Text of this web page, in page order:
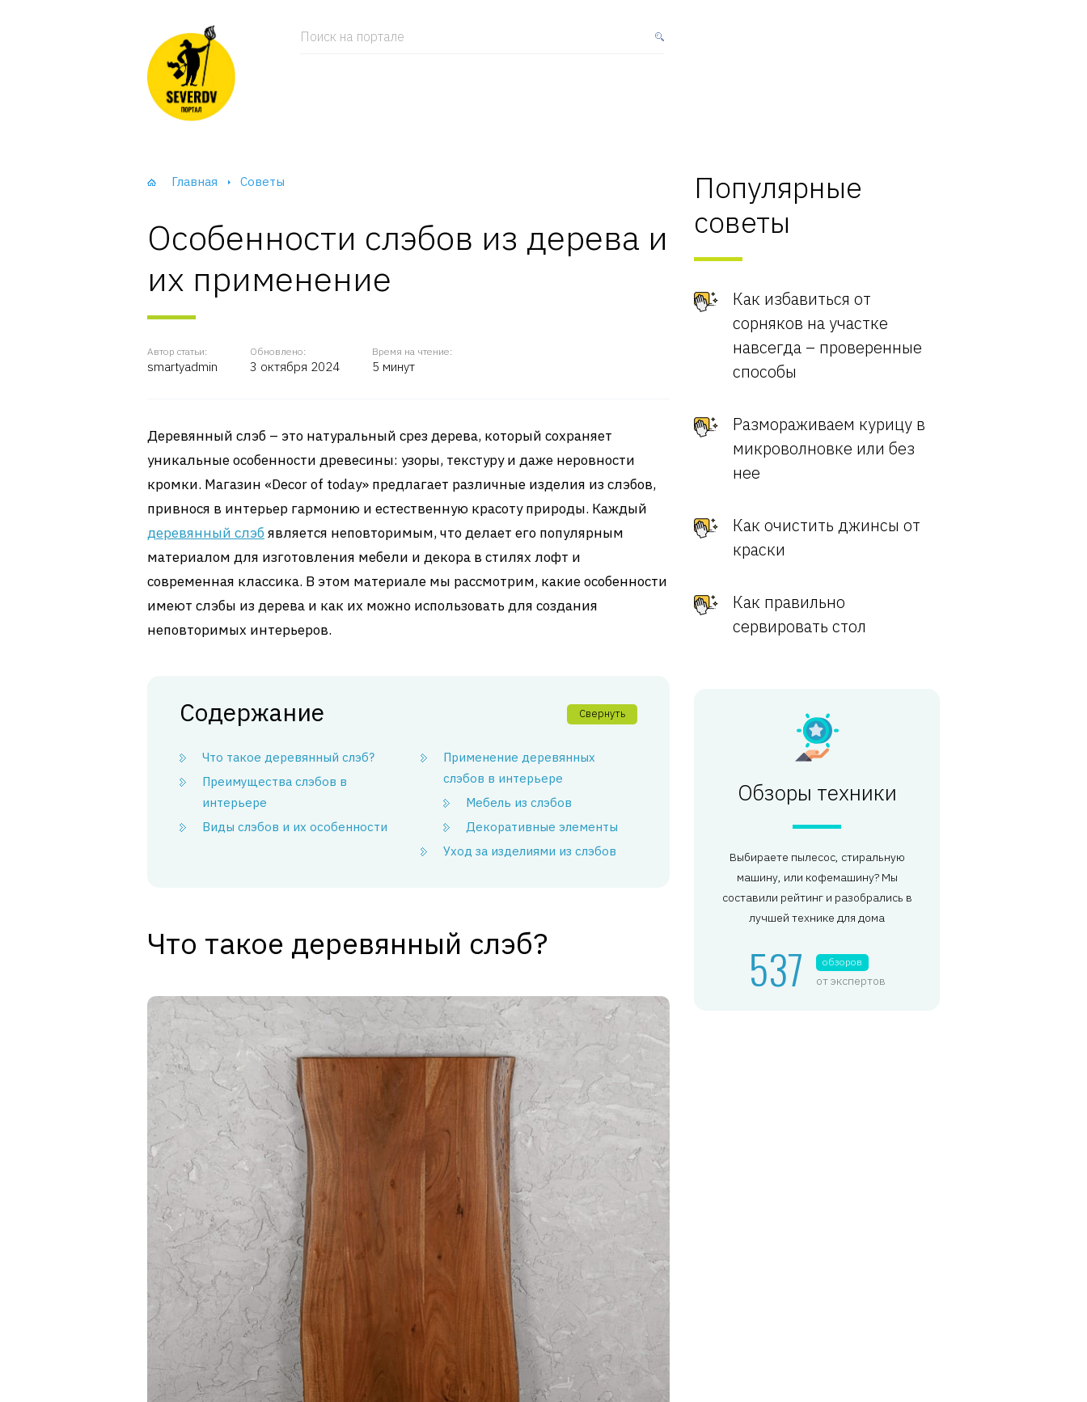
Поиск на портале
Главная Советы
Особенности слэбов из дерева и
их применение
Автор статьи:
smartyadmin
Обновлено:
3 октября 2024
Время на чтение:
5 минут
Деревянный слэб – это натуральный срез дерева, который сохраняет
уникальные особенности древесины: узоры, текстуру и даже неровности
кромки. Магазин «Decor of today» предлагает различные изделия из слэбов,
привнося в интерьер гармонию и естественную красоту природы. Каждый
деревянный слэбявляется неповторимым, что делает его популярным
материалом для изготовления мебели и декора в стилях лофт и
современная классика. В этом материале мы рассмотрим, какие особенности
имеют слэбы из дерева и как их можно использовать для создания
неповторимых интерьеров.
Содержание Свернуть
Что такое деревянный слэб?
Преимущества слэбов в
интерьере
Виды слэбов и их особенности
Применение деревянных
слэбов в интерьере
Мебель из слэбов
Декоративные элементы
Уход за изделиями из слэбов
Что такое деревянный слэб?
Популярные
советы
Как избавиться от
сорняков на участке
навсегда – проверенные
способы
Размораживаем курицу в
микроволновке или без
нее
Как очистить джинсы от
краски
Как правильно
сервировать стол
Обзоры техники
Выбираете пылесос, стиральную
машину, или кофемашину? Мы
составили рейтинг и разобрались в
лучшей технике для дома
537 обзоров
от экспертов